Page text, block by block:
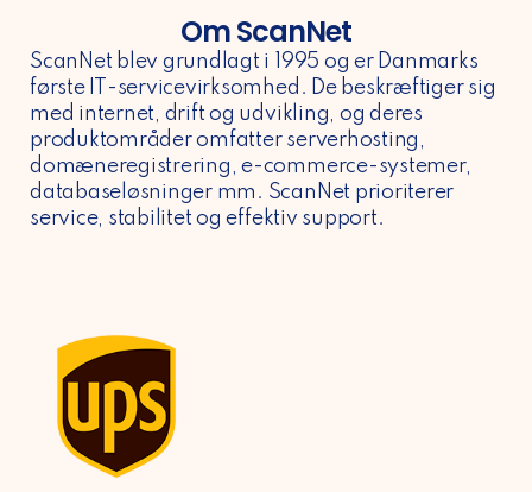
Om ScanNet
ScanNet blev grundlagt i 1995 og er Danmarks
første IT-servicevirksomhed. De beskræftiger sig
med internet, drift og udvikling, og deres
produktområder omfatter serverhosting,
domæneregistrering, e-commerce-systemer,
databaseløsninger mm. ScanNet prioriterer
service, stabilitet og effektiv support.